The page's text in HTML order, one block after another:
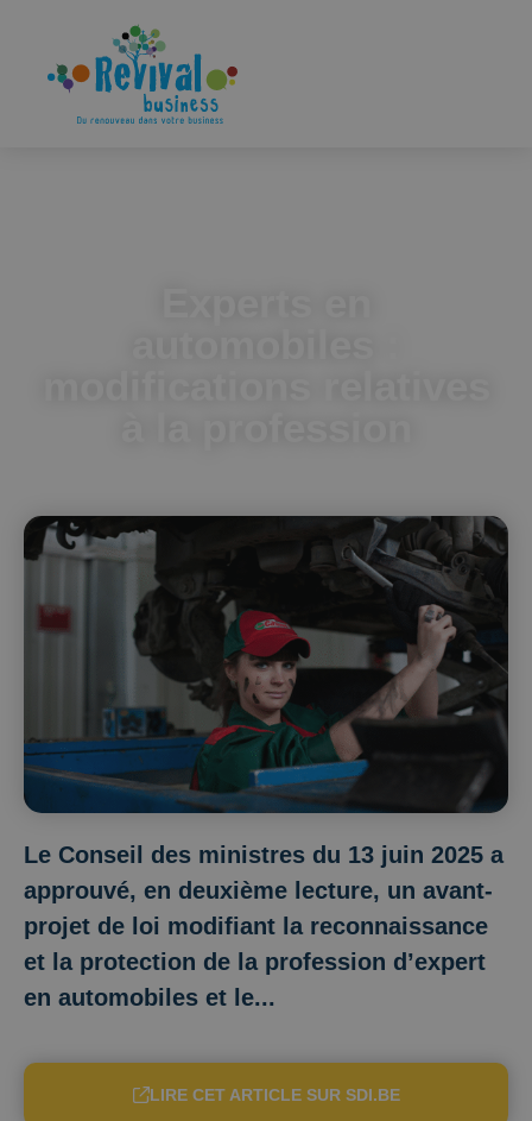
Le Conseil des ministres du 13 juin 2025 a
approuvé, en deuxième lecture, un avant-
projet de loi modifiant la reconnaissance
et la protection de la profession d’expert
en automobiles et le...
LIRE CET ARTICLE SUR SDI.BE